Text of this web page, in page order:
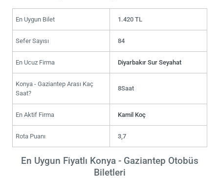
En Uygun Bilet 1.420 TL
Sefer Sayısı 84
En Ucuz Firma Diyarbakır Sur Seyahat
Konya - Gaziantep Arası Kaç
Saat?
8Saat
En Aktif Firma Kamil Koç
Rota Puanı 3,7
En Uygun Fiyatlı Konya - Gaziantep Otobüs
Biletleri